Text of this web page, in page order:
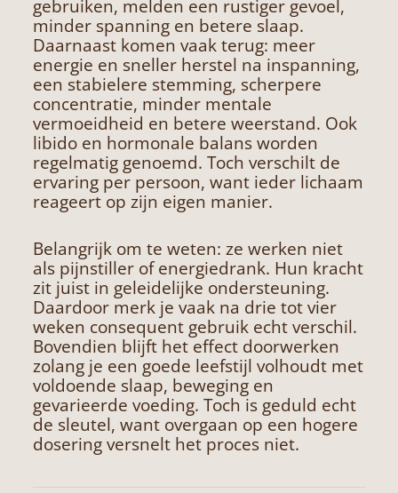
gebruiken, melden een rustiger gevoel,
minder spanning en betere slaap.
Daarnaast komen vaak terug: meer
energie en sneller herstel na inspanning,
een stabielere stemming, scherpere
concentratie, minder mentale
vermoeidheid en betere weerstand. Ook
libido en hormonale balans worden
regelmatig genoemd. Toch verschilt de
ervaring per persoon, want ieder lichaam
reageert op zijn eigen manier.
Belangrijk om te weten: ze werken niet
als pijnstiller of energiedrank. Hun kracht
zit juist in geleidelijke ondersteuning.
Daardoor merk je vaak na drie tot vier
weken consequent gebruik echt verschil.
Bovendien blijft het effect doorwerken
zolang je een goede leefstijl volhoudt met
voldoende slaap, beweging en
gevarieerde voeding. Toch is geduld echt
de sleutel, want overgaan op een hogere
dosering versnelt het proces niet.